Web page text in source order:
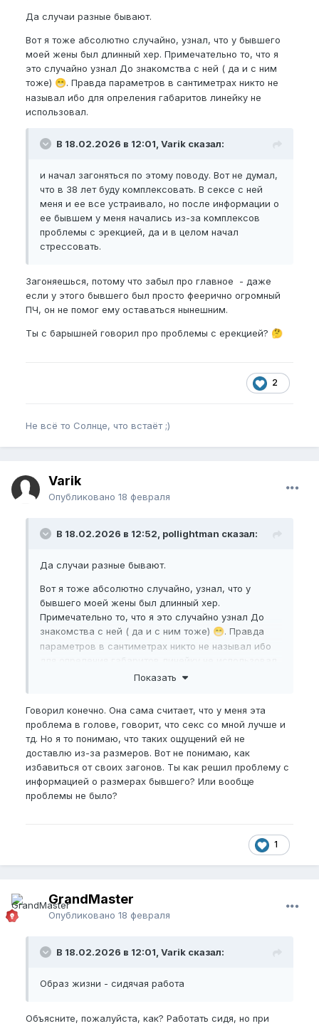
бывшего девушки был огромный размер (цифры не
знаю) и начал загоняться по этому поводу. Вот не
думал, что в 38 лет буду комплексовать. В сексе с
ней меня и ее все устраивало, но после
информации о ее бывшем у меня начались из-за
комплексов проблемы с эрекцией, да и в целом
сейчас стараюсь уделять время упражнениям на
таз. Есть серьезная проблема с бессонницей в
течение нескольких лет. Никак не могу наладить
сон, поэтому постоянно испытываю усталость и
недосып. Раньше очень сильно зависел от
мастурбации и порно, в последние 1.5 года
мастурбирую меньше.
В идеале хотел бы удлинить до 19нбпели ег
сделать 15-16. Также хотел бы улучшить эрекцию и
продлить половой акт. Может что посоветуете для
Простату проверял- вроде порядок.
31.84 нмоль/л. Пытаюсь сбивать бором и дим.
Да случаи разные бывают.
Вот я тоже абсолютно случайно, узнал, что у бывшего
моей жены был длинный хер. Примечательно то, что я
это случайно узнал До знакомства с ней ( да и с ним
тоже) 😁. Правда параметров в сантиметрах никто не
называл ибо для опреления габаритов линейку не
использовал.
В 18.02.2026 в 12:01, Varik сказал:
и начал загоняться по этому поводу. Вот не думал,
что в 38 лет буду комплексовать. В сексе с ней
меня и ее все устраивало, но после информации о
ее бывшем у меня начались из-за комплексов
проблемы с эрекцией, да и в целом начал
стрессовать.
Загоняешься, потому что забыл про главное - даже
если у этого бывшего был просто феерично огромный
ПЧ, он не помог ему оставаться нынешним.
Ты с барышней говорил про проблемы с ерекцией? 🤔
2
Не всё то Солнце, что встаёт ;)
Varik
Опубликовано 18 февраля
В 18.02.2026 в 12:52, pollightman сказал:
Да случаи разные бывают.
Вот я тоже абсолютно случайно, узнал, что у
бывшего моей жены был длинный хер.
Примечательно то, что я это случайно узнал До
знакомства с ней ( да и с ним тоже) 😁. Правда
параметров в сантиметрах никто не называл ибо
Загоняешься, потому что забыл про главное -
огромный ПЧ, он не помог ему оставаться
нынешним.
Ты с барышней говорил про проблемы с
ерекцией?🤔
Показать
Говорил конечно. Она сама считает, что у меня эта
проблема в голове, говорит, что секс со мной лучше и
тд. Но я то понимаю, что таких ощущений ей не
доставлю из-за размеров. Вот не понимаю, как
избавиться от своих загонов. Ты как решил проблему с
информацией о размерах бывшего? Или вообще
проблемы не было?
1
GrandMaster
Опубликовано 18 февраля
В 18.02.2026 в 12:01, Varik сказал:
Образ жизни - сидячая работа
Объясните, пожалуйста, как? Работать сидя, но при